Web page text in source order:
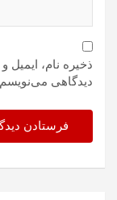
ذخیره نام، ایمیل
دیدگاهی